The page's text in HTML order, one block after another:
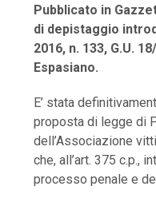
Pubblicato in
di depistaggio
2016, n. 133, G.U.
Espasiano.
E’ stata
proposta di legge di
dell’Associazione
che, all’art. 375 c.p.,
processo penale e